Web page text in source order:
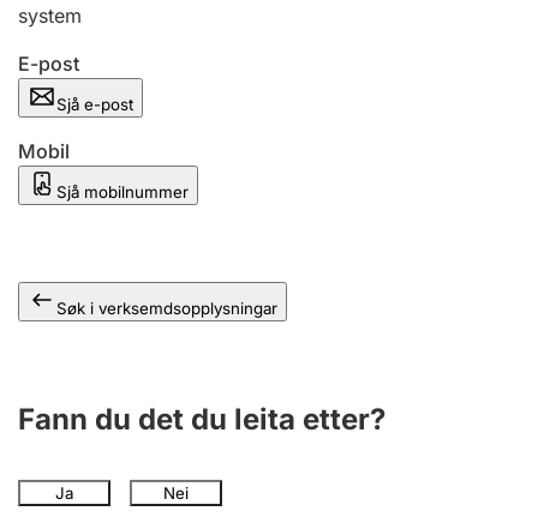
system
E-post
Sjå e-post
Mobil
Sjå mobilnummer
Søk i verksemdsopplysningar
Fann du det du leita etter?
Ja Nei